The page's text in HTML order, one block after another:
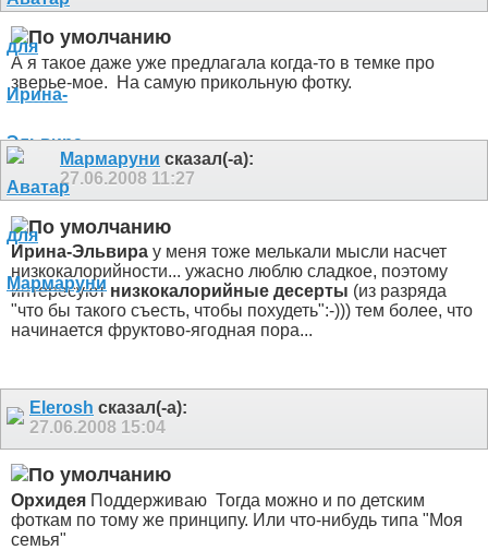
А я такое даже уже предлагала когда-то в темке про
зверье-мое.
На самую прикольную фотку.
Мармаруни сказал(-а):
27.06.2008 11:27
Ирина-Эльвира у меня тоже мелькали мысли насчет
низкокалорийности... ужасно люблю сладкое, поэтому
интересуют низкокалорийные десерты (из разряда
"что бы такого съесть, чтобы похудеть":-))) тем более, что
начинается фруктово-ягодная пора...
Elerosh сказал(-а):
27.06.2008 15:04
Орхидея Поддерживаю Тогда можно и по детским
фоткам по тому же принципу. Или что-нибудь типа "Моя
семья"